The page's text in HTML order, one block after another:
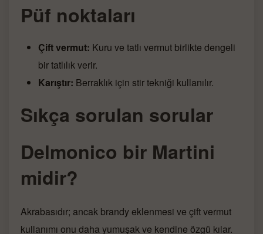
Püf noktaları
Çift vermut: Kuru ve tatlı vermut birlikte dengeli
bir tatlılık verir.
Karıştır: Berraklık için stir tekniği kullanılır.
Sıkça sorulan sorular
Delmonico bir Martini
midir?
Akrabasıdır; ancak brandy eklenmesi ve çift vermut
kullanımı onu daha yumuşak ve kendine özgü kılar.